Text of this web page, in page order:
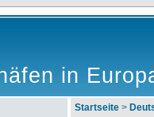
in
Startseite >